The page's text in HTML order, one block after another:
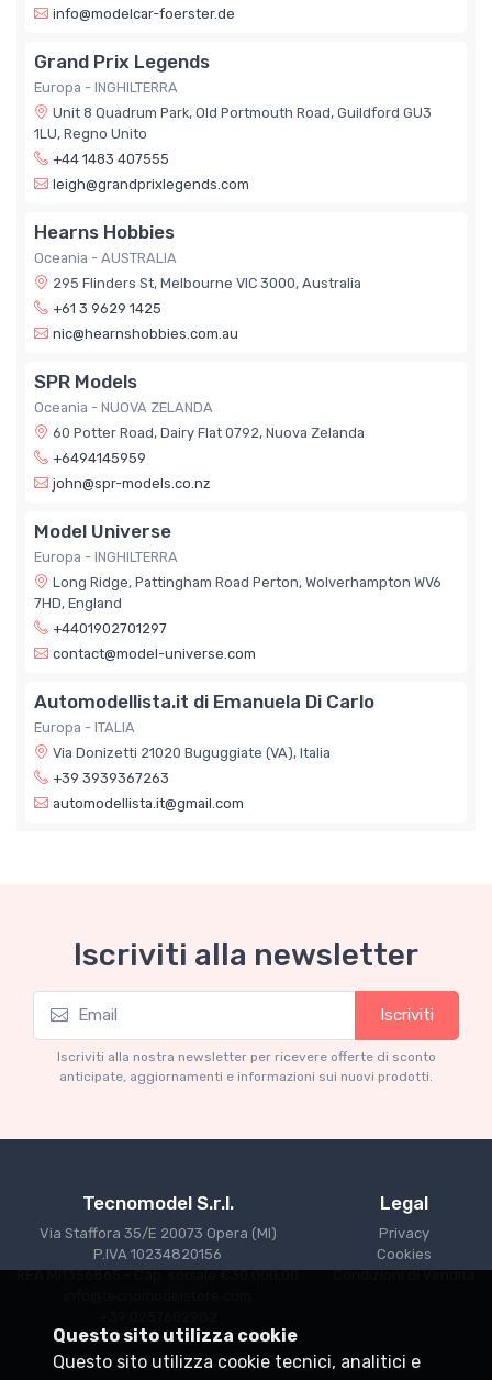
info@modelcar-foerster.de
Grand Prix Legends
Europa - INGHILTERRA
Unit 8 Quadrum Park, Old Portmouth Road, Guildford GU3
1LU, Regno Unito
+44 1483 407555
leigh@grandprixlegends.com
Hearns Hobbies
Oceania - AUSTRALIA
295 Flinders St, Melbourne VIC 3000, Australia
+61 3 9629 1425
nic@hearnshobbies.com.au
SPR Models
Oceania - NUOVA ZELANDA
60 Potter Road, Dairy Flat 0792, Nuova Zelanda
+6494145959
john@spr-models.co.nz
Model Universe
Europa - INGHILTERRA
Long Ridge, Pattingham Road Perton, Wolverhampton WV6
7HD, England
+4401902701297
contact@model-universe.com
Automodellista.it di Emanuela Di Carlo
Europa - ITALIA
Via Donizetti 21020 Buguggiate (VA), Italia
+39 3939367263
automodellista.it@gmail.com
Iscriviti alla newsletter
Iscriviti
Iscriviti alla nostra newsletter per ricevere offerte di sconto
anticipate, aggiornamenti e informazioni sui nuovi prodotti.
Tecnomodel S.r.l.
Via Staffora 35/E 20073 Opera (MI)
P.IVA 10234820156
REA MI1356865 - Cap. sociale €30.000,00
Legal
Privacy
Cookies
Condizioni di Vendita
Questo sito utilizza cookie
Questo sito utilizza cookie tecnici, analitici e